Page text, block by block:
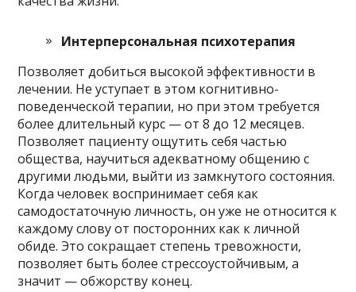
Интерперсональная психотерапия
Позволяет добиться высокой эффективности в
лечении. Не уступает в этом когнитивно-
поведенческой терапии, но при этом требуется
более длительный курс — от 8 до 12 месяцев.
Позволяет пациенту ощутить себя частью
общества, научиться адекватному общению с
другими людьми, выйти из замкнутого состояния.
Когда человек воспринимает себя как
самодостаточную личность, он уже не относится к
каждому слову от посторонних как к личной
обиде. Это сокращает степень тревожности,
позволяет быть более стрессоустойчивым, а
значит — обжорству конец.